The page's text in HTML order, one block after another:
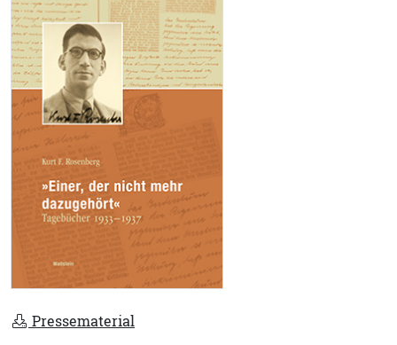
Pressematerial